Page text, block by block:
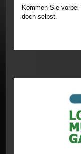
Reparaturen
Kommen Sie
doch selbst.